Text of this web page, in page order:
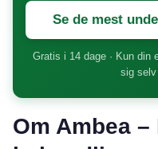
Se de mest
Gratis i 14 dage · Kun din
sig selv
Om Ambea